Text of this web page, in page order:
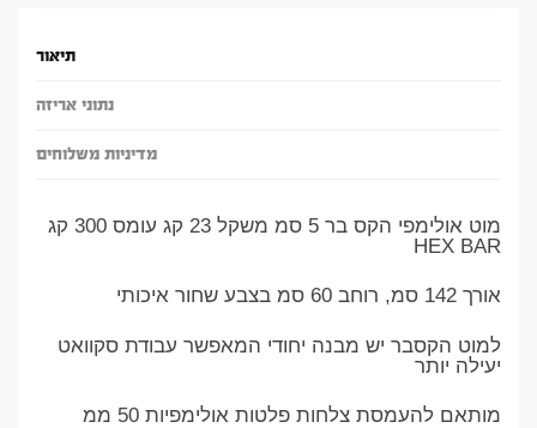
תיאור
נתוני אריזה
מדיניות משלוחים
מוט אולימפי הקס בר 5 סמ משקל 23 קג עומס 300 קג
HEX BAR
אורך 142 סמ, רוחב 60 סמ בצבע שחור איכותי
למוט הקסבר יש מבנה יחודי המאפשר עבודת סקוואט
יעילה יותר
מותאם להעמסת צלחות פלטות אולימפיות 50 ממ